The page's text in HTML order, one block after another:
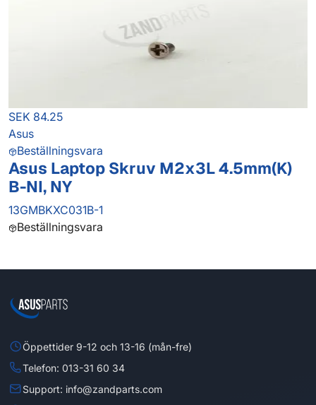
SEK 84.25
Asus
Beställningsvara
Asus Laptop Skruv M2x3L 4.5mm(K)
B-NI, NY
13GMBKXC031B-1
Beställningsvara
Öppettider 9-12 och 13-16 (mån-fre)
Telefon: 013-31 60 34
Support: info@zandparts.com